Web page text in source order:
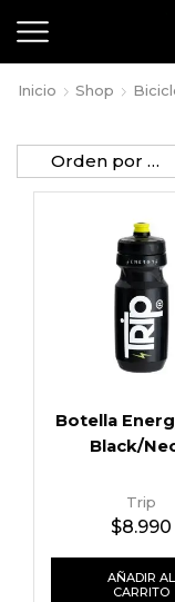
Inicio Shop
Botella
Black/
Trip
$8.990
AÑADIR AL
CARRITO